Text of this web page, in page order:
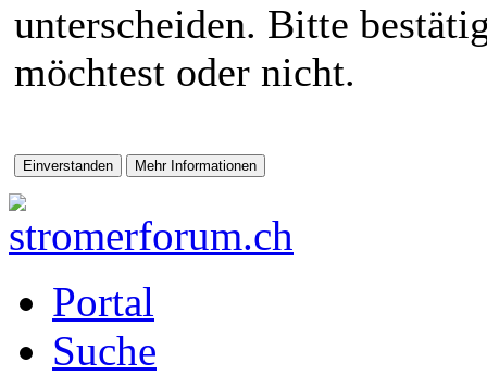
unterscheiden. Bitte
möchtest oder nicht.
Portal
Suche